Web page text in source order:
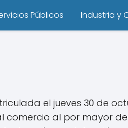
Públicos Industria y
el jueves 30 de
comercio al por mayor